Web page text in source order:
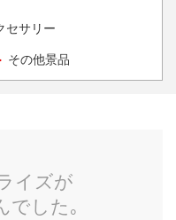
セサリー
その他景品